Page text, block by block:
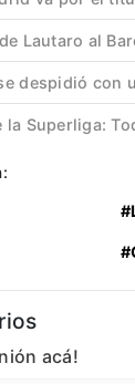
Lautaro al
despidió con
la Superliga:
acá!